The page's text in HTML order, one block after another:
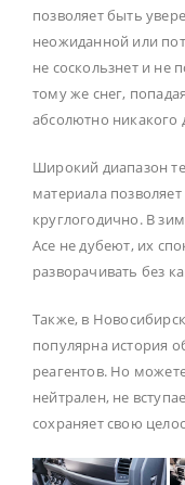
позволяет быть
неожиданной или
не соскользнет и не
тому же снег,
абсолютно никакого
Широкий диапазон
материала
круглогодично. В
Ace не дубеют, их
разворачивать без
Также, в
популярна история
реагентов. Но
нейтрален, не
сохраняет свою